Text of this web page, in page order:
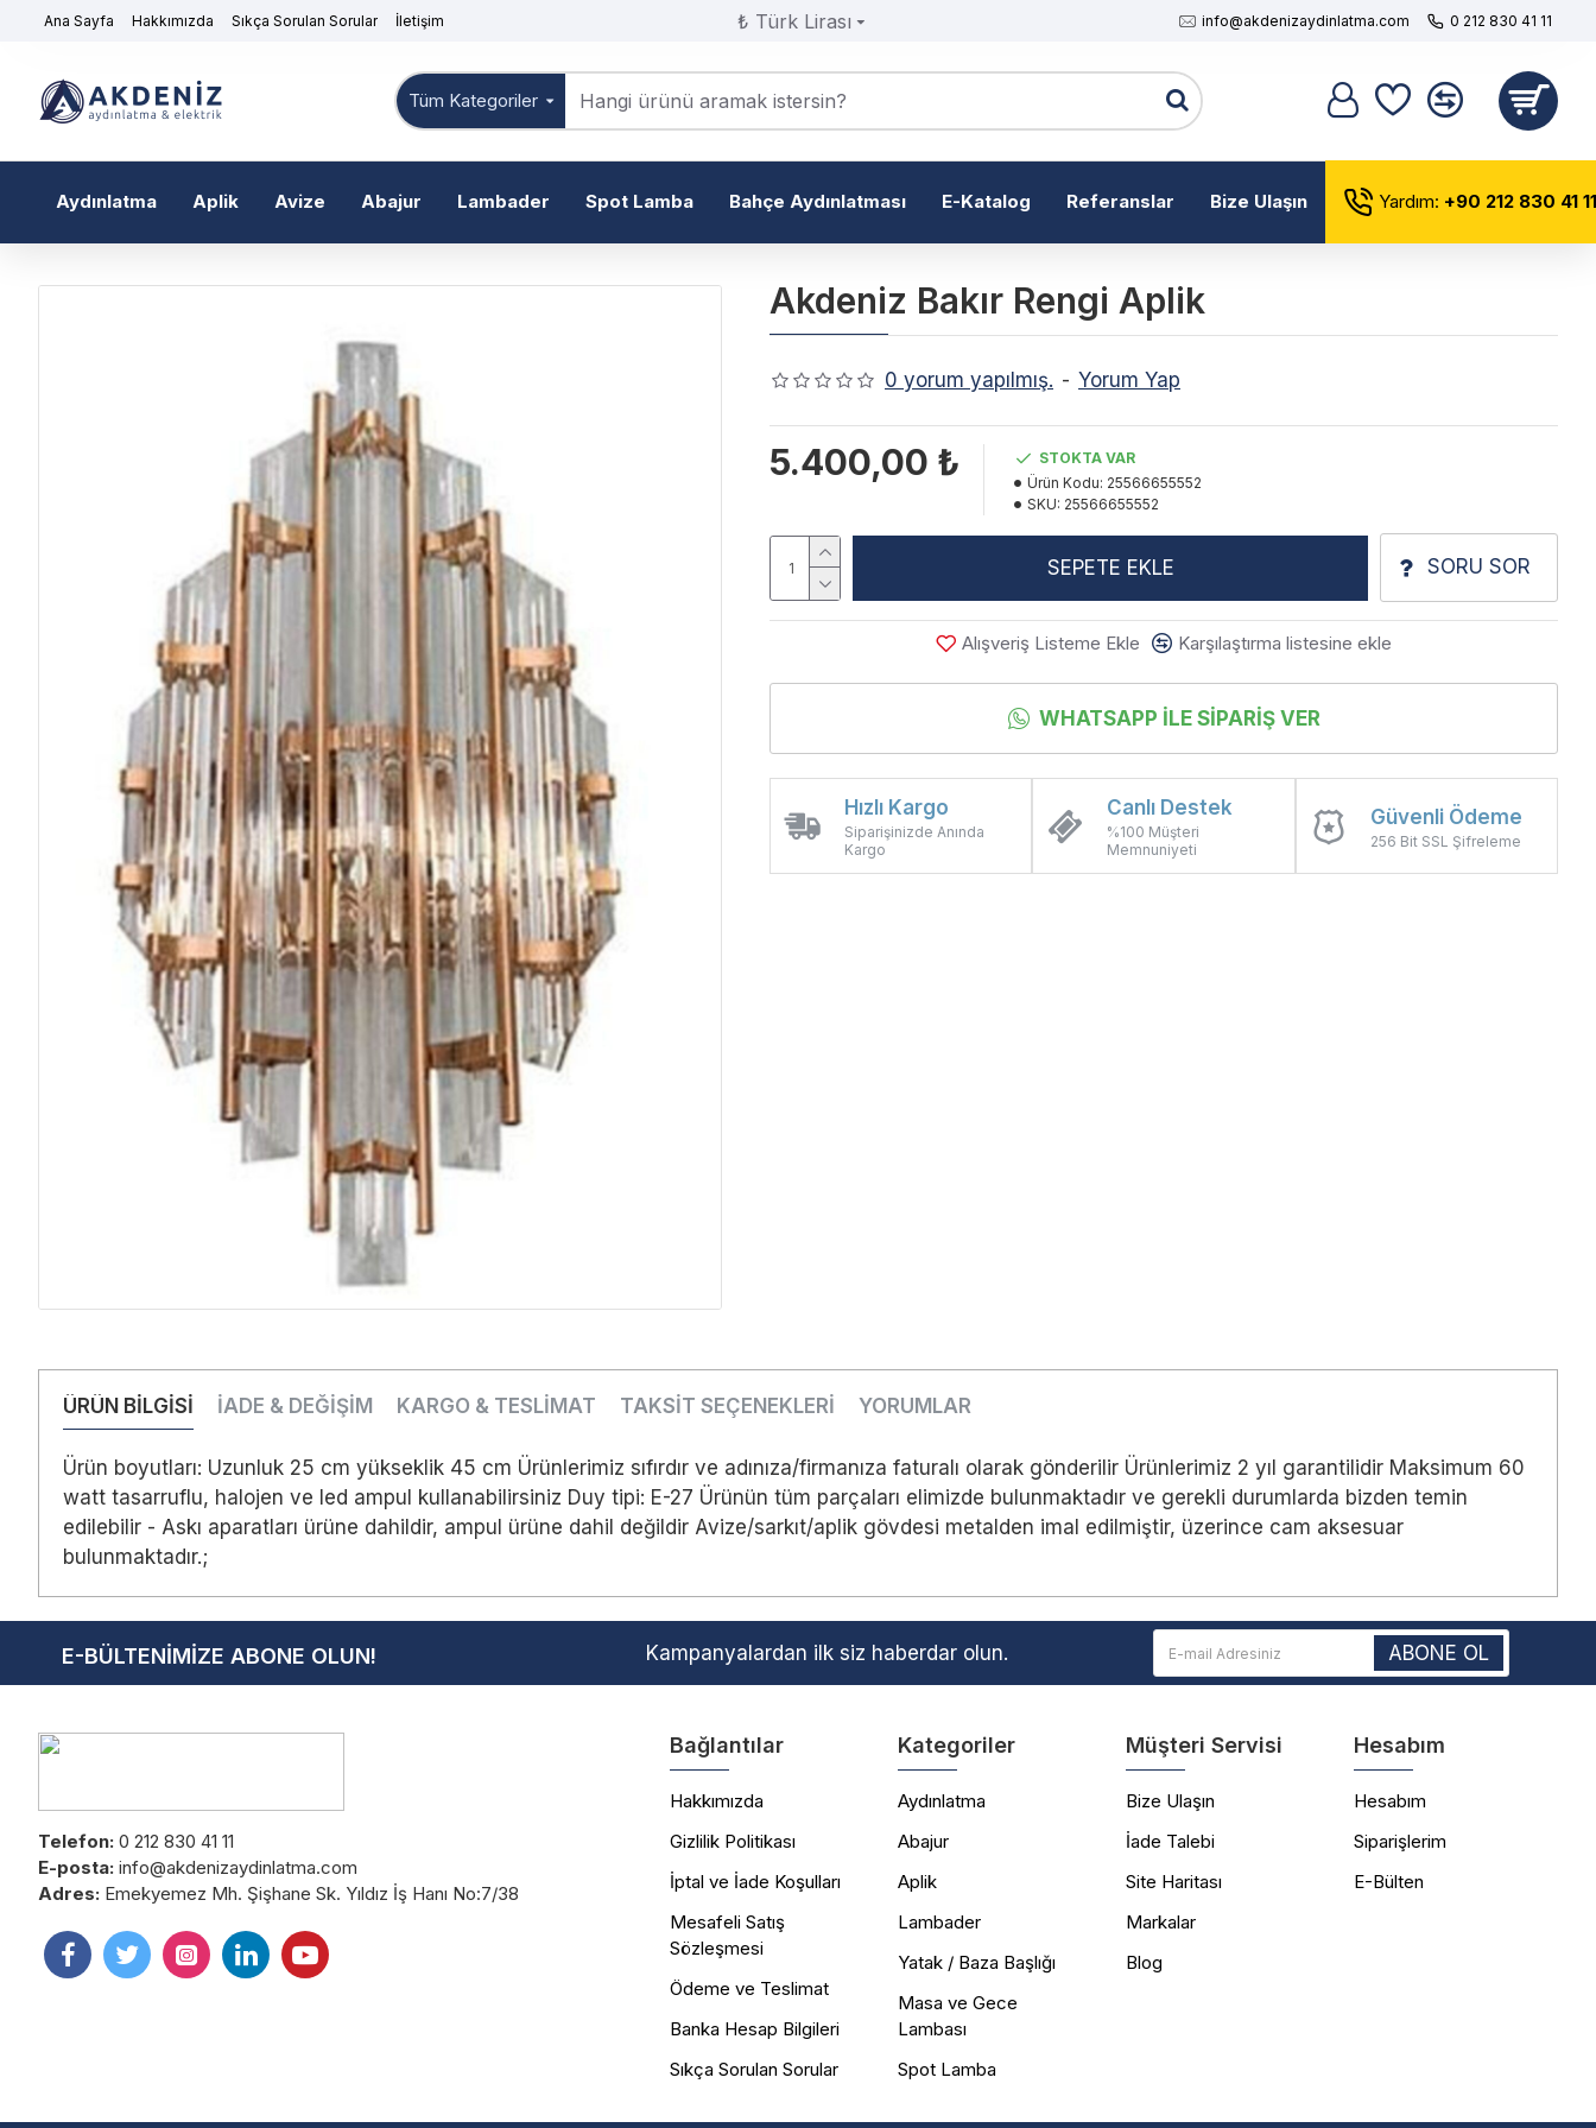
Ana Sayfa Hakkımızda Sıkça Sorulan Sorular İletişim ₺ Türk Lirası info@akdenizaydinlatma.com 0 212 830 41 11
Tüm Kategoriler
Aydınlatma Aplik Avize Abajur Lambader Spot Lamba Bahçe Aydınlatması E-Katalog Referanslar Bize Ulaşın Yardım: +90 212 830 41 11
Akdeniz Bakır Rengi Aplik
0 yorum yapılmış. - Yorum Yap
5.400,00 ₺
STOKTA VAR
Ürün Kodu: 25566655552
SKU: 25566655552
SEPETE EKLE SORU SOR
Alışveriş Listeme Ekle Karşılaştırma listesine ekle
Hızlı Kargo
Siparişinizde Anında
Kargo
Canlı Destek
%100 Müşteri
Memnuniyeti
Güvenli Ödeme
256 Bit SSL Şifreleme
WHATSAPP İLE SIPARIŞ VER
ÜRÜN BİLGİSİ İADE & DEĞİŞİM KARGO & TESLİMAT TAKSİT SEÇENEKLERİ YORUMLAR
Ürün boyutları: Uzunluk 25 cm yükseklik 45 cm Ürünlerimiz sıfırdır ve adınıza/firmanıza faturalı olarak gönderilir Ürünlerimiz 2 yıl garantilidir Maksimum 60
watt tasarruflu, halojen ve led ampul kullanabilirsiniz Duy tipi: E-27 Ürünün tüm parçaları elimizde bulunmaktadır ve gerekli durumlarda bizden temin
edilebilir - Askı aparatları ürüne dahildir, ampul ürüne dahil değildir Avize/sarkıt/aplik gövdesi metalden imal edilmiştir, üzerince cam aksesuar
bulunmaktadır.;
E-BÜLTENIMIZE ABONE OLUN! Kampanyalardan ilk siz haberdar olun. ABONE OL
Telefon: 0 212 830 41 11
E-posta: info@akdenizaydinlatma.com
Adres: Emekyemez Mh. Şişhane Sk. Yıldız İş Hanı No:7/38
Bağlantılar
Hakkımızda
Gizlilik Politikası
İptal ve İade Koşulları
Mesafeli Satış
Sözleşmesi
Ödeme ve Teslimat
Banka Hesap Bilgileri
Sıkça Sorulan Sorular
Kategoriler
Aydınlatma
Abajur
Aplik
Lambader
Yatak / Baza Başlığı
Masa ve Gece
Lambası
Spot Lamba
Müşteri Servisi
Bize Ulaşın
İade Talebi
Site Haritası
Markalar
Blog
Hesabım
Hesabım
Siparişlerim
E-Bülten